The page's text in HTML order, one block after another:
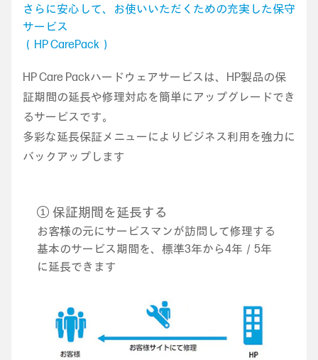
さらに安心して、お使いいただくための充実した保守
サービス
（HP CarePack）
HP Care Packハードウェアサービスは、HP製品の保
証期間の延長や修理対応を簡単にアップグレードでき
るサービスです。
多彩な延長保証メニューによりビジネス利用を強力に
バックアップします
① 保証期間を延長する
お客様の元にサービスマンが訪問して修理する
基本のサービス期間を、標準3年から4年／5年
に延長できます